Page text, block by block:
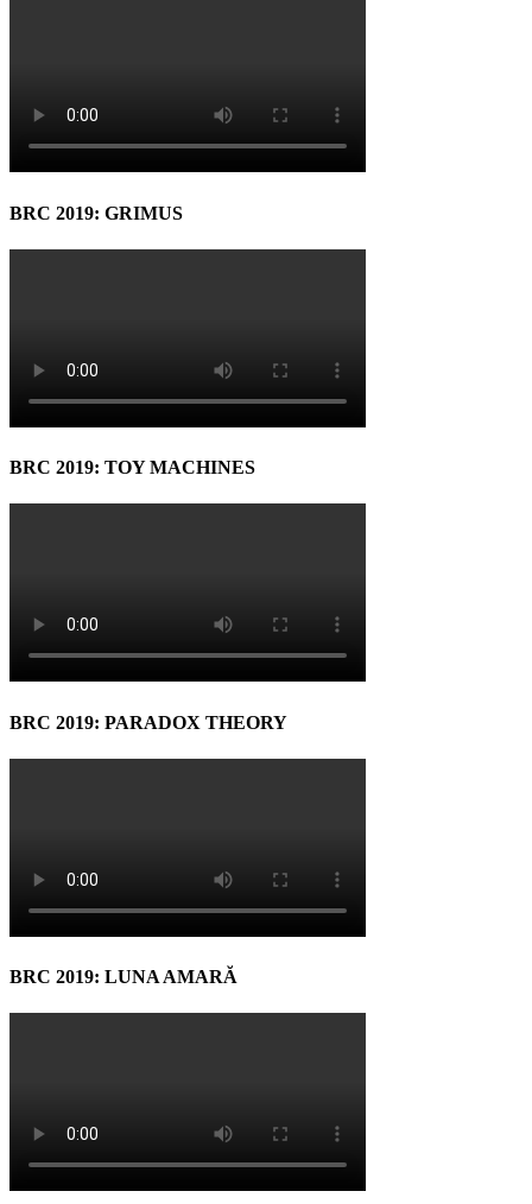
BRC 2019: GRIMUS
BRC 2019: TOY MACHINES
BRC 2019: PARADOX THEORY
BRC 2019: LUNA AMARĂ